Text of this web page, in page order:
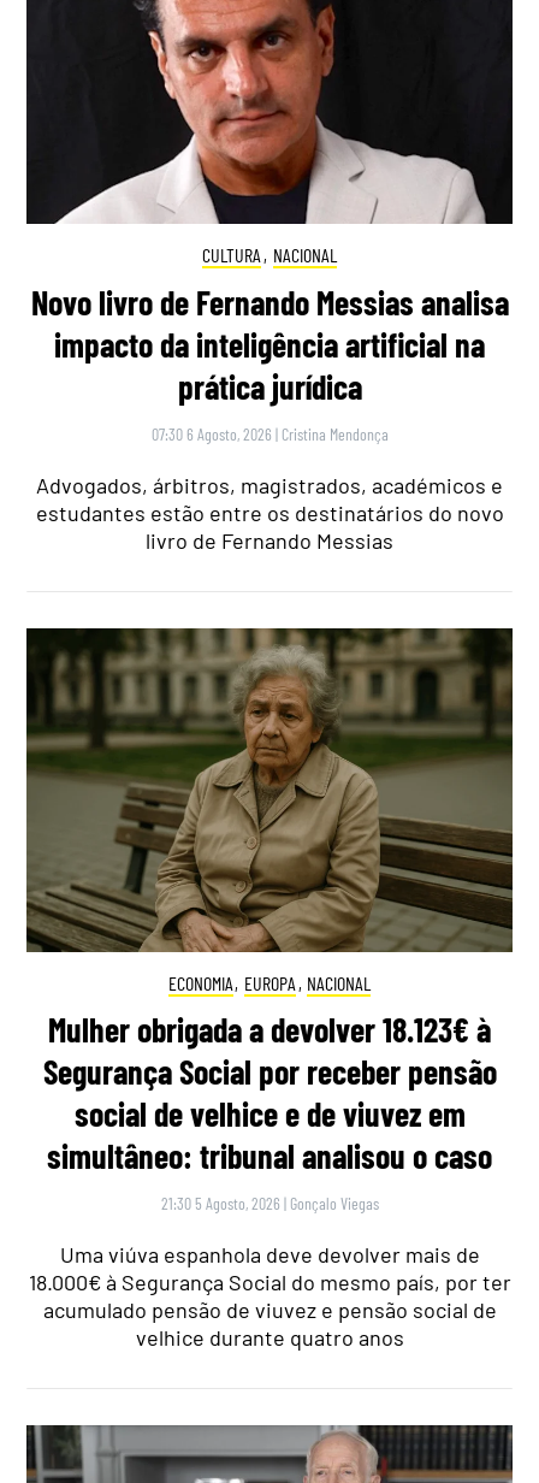
CULTURA , NACIONAL
Novo livro de Fernando Messias analisa
impacto da inteligência artificial na
prática jurídica
07:30 6 Agosto, 2026 | Cristina Mendonça
Advogados, árbitros, magistrados, académicos e
estudantes estão entre os destinatários do novo
livro de Fernando Messias
ECONOMIA, EUROPA , NACIONAL
Mulher obrigada a devolver 18.123€ à
Segurança Social por receber pensão
social de velhice e de viuvez em
simultâneo: tribunal analisou o caso
21:30 5 Agosto, 2026 | Gonçalo Viegas
Uma viúva espanhola deve devolver mais de
18.000€ à Segurança Social do mesmo país, por ter
acumulado pensão de viuvez e pensão social de
velhice durante quatro anos